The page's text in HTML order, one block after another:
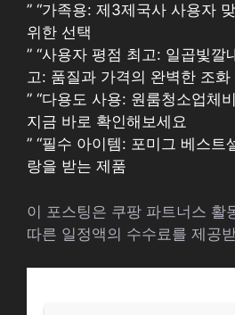
” “가족용: 제3제국사 사용자
위한 선택
” “사용자 평점 최고: 일곱빛깔
고: 품질과 가격의 완벽한 조화
” “다용도 사용: 원룸청소업체
지금 바로 확인해보세요
” “필수 아이템: 포미그 베스트
랑을 받는 제품
이 포스팅은 쿠팡 파트너스 활
따른 일정액의 수수료를 제공